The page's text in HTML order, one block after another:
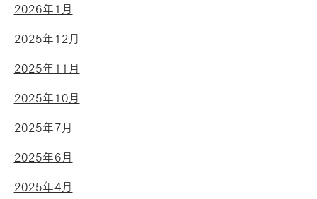
2026年1月
2025年12月
2025年11月
2025年10月
2025年7月
2025年6月
2025年4月